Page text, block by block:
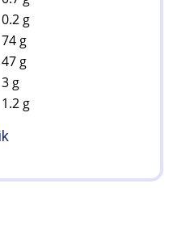
0.2 g
74 g
47 g
3 g
1.2 g